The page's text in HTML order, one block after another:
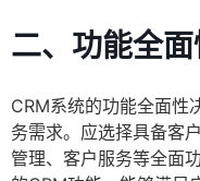
二、功能全
CRM系统的功能全面性
务需求。应选择具备客
管理、客户服务等全面